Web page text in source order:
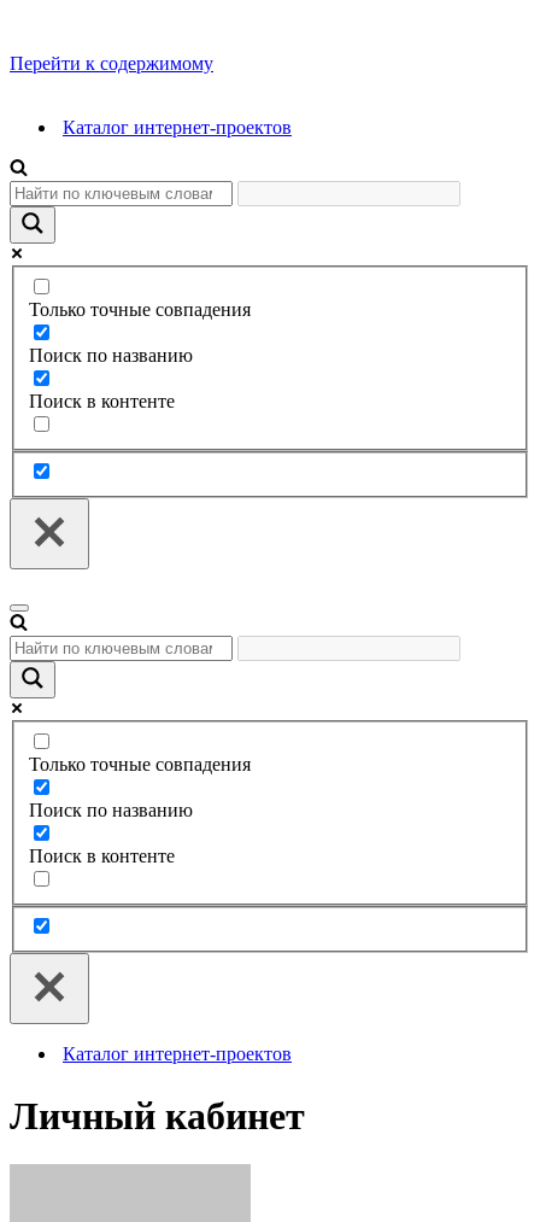
Перейти к содержимому
Каталог интернет-проектов
Только точные совпадения
Поиск по названию
Поиск в контенте
Меню
навигации
Только точные совпадения
Поиск по названию
Поиск в контенте
Каталог интернет-проектов
Личный кабинет